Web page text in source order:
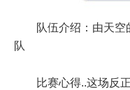
队伍介绍：由天
队
比赛心得..这场反